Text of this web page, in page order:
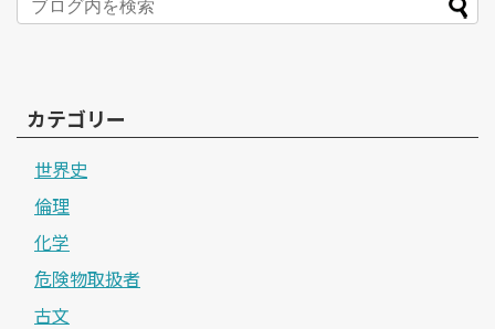
カテゴリー
世界史
倫理
化学
危険物取扱者
古文